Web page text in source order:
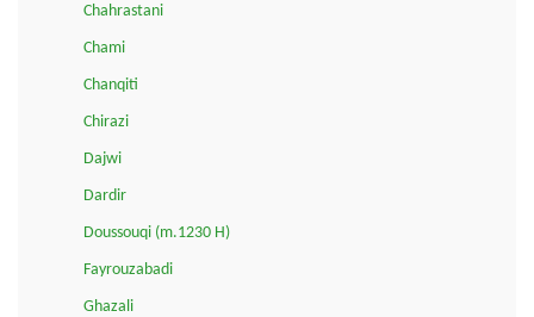
Chahrastani
Chami
Chanqiti
Chirazi
Dajwi
Dardir
Doussouqi (m.1230 H)
Fayrouzabadi
Ghazali